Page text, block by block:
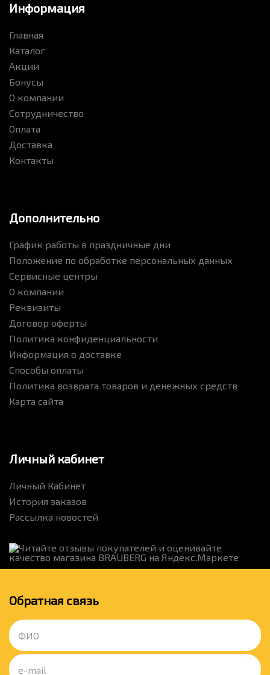
Информация
Главная
Каталог
Акции
Бонусы
О компании
Сотрудничество
Оплата
Доставка
Контакты
Дополнительно
График работы в праздничные дни
Положение по обработке персональных данных
Сервисные центры
О компании
Реквизиты
Договор оферты
Политика конфиденциальности
Информация о доставке
Способы оплаты
Политика возврата товаров и денежных средств
Карта сайта
Личный кабинет
Личный Кабинет
История заказов
Рассылка новостей
Обратная связь